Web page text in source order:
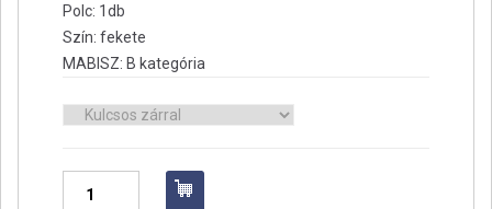
Polc: 1db
Szín: fekete
MABISZ: B kategória